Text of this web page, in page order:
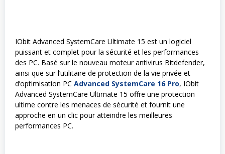
IObit Advanced SystemCare Ultimate 15 est un logiciel
puissant et complet pour la sécurité et les performances
des PC. Basé sur le nouveau moteur antivirus Bitdefender,
ainsi que sur l’utilitaire de protection de la vie privée et
d’optimisation PC Advanced SystemCare 16 Pro, IObit
Advanced SystemCare Ultimate 15 offre une protection
ultime contre les menaces de sécurité et fournit une
approche en un clic pour atteindre les meilleures
performances PC.